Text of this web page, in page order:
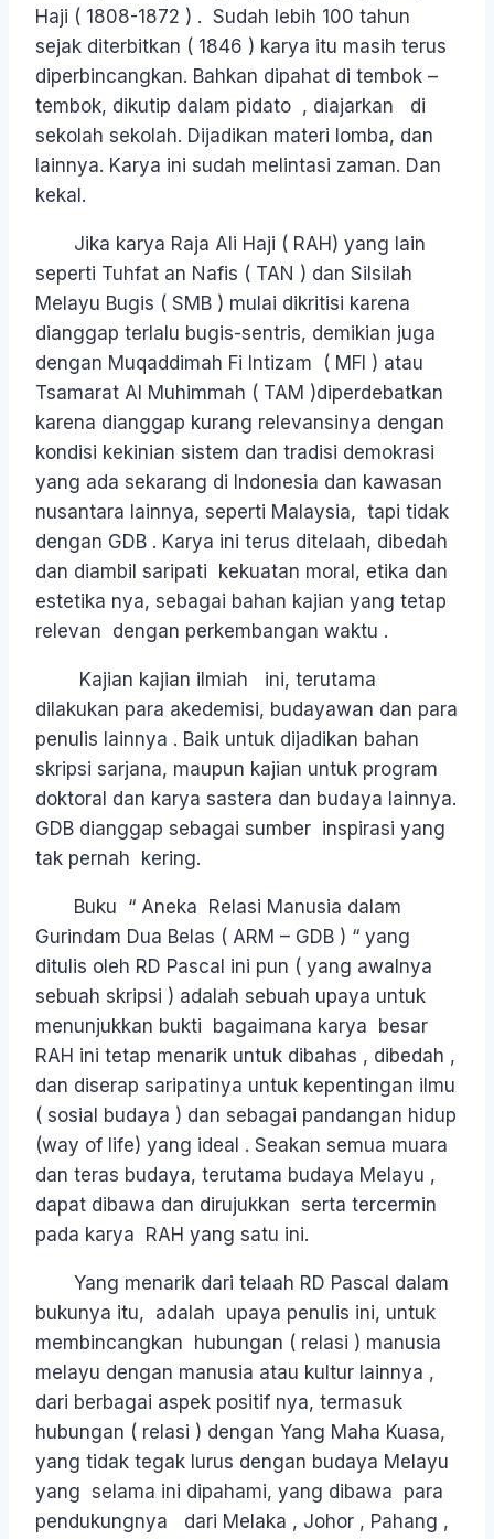
Haji ( 1808-1872 ) . Sudah lebih 100 tahun
sejak diterbitkan ( 1846 ) karya itu masih terus
diperbincangkan. Bahkan dipahat di tembok –
tembok, dikutip dalam pidato , diajarkan di
sekolah sekolah. Dijadikan materi lomba, dan
lainnya. Karya ini sudah melintasi zaman. Dan
kekal.
Jika karya Raja Ali Haji ( RAH) yang lain
seperti Tuhfat an Nafis ( TAN ) dan Silsilah
Melayu Bugis ( SMB ) mulai dikritisi karena
dianggap terlalu bugis-sentris, demikian juga
dengan Muqaddimah Fi Intizam ( MFI ) atau
Tsamarat Al Muhimmah ( TAM )diperdebatkan
karena dianggap kurang relevansinya dengan
kondisi kekinian sistem dan tradisi demokrasi
yang ada sekarang di Indonesia dan kawasan
nusantara lainnya, seperti Malaysia, tapi tidak
dengan GDB . Karya ini terus ditelaah, dibedah
dan diambil saripati kekuatan moral, etika dan
estetika nya, sebagai bahan kajian yang tetap
relevan dengan perkembangan waktu .
Kajian kajian ilmiah ini, terutama
dilakukan para akedemisi, budayawan dan para
penulis lainnya . Baik untuk dijadikan bahan
skripsi sarjana, maupun kajian untuk program
doktoral dan karya sastera dan budaya lainnya.
GDB dianggap sebagai sumber inspirasi yang
tak pernah kering.
Buku “ Aneka Relasi Manusia dalam
Gurindam Dua Belas ( ARM – GDB ) “ yang
ditulis oleh RD Pascal ini pun ( yang awalnya
sebuah skripsi ) adalah sebuah upaya untuk
menunjukkan bukti bagaimana karya besar
RAH ini tetap menarik untuk dibahas , dibedah ,
dan diserap saripatinya untuk kepentingan ilmu
( sosial budaya ) dan sebagai pandangan hidup
(way of life) yang ideal . Seakan semua muara
dan teras budaya, terutama budaya Melayu ,
dapat dibawa dan dirujukkan serta tercermin
pada karya RAH yang satu ini.
Yang menarik dari telaah RD Pascal dalam
bukunya itu, adalah upaya penulis ini, untuk
membincangkan hubungan ( relasi ) manusia
melayu dengan manusia atau kultur lainnya ,
dari berbagai aspek positif nya, termasuk
hubungan ( relasi ) dengan Yang Maha Kuasa,
yang tidak tegak lurus dengan budaya Melayu
yang selama ini dipahami, yang dibawa para
pendukungnya dari Melaka , Johor , Pahang ,